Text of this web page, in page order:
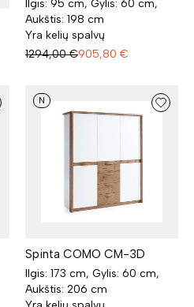
Ilgis: 95 cm, Gylis: 60 cm,
Aukštis: 198 cm
Yra kelių spalvų
1294,00 €905,80 €
N
Spinta COMO CM-3D
Ilgis: 173 cm, Gylis: 60 cm,
Aukštis: 206 cm